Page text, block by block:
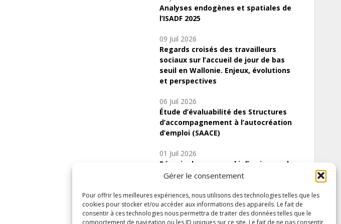
Gérer le consentement
Pour offrir les meilleures expériences, nous utilisons des technologies telles que les
cookies pour stocker et/ou accéder aux informations des appareils. Le fait de
consentir à ces technologies nous permettra de traiter des données telles que le
comportement de navigation ou les ID uniques sur ce site. Le fait de ne pas consentir
Analyses endogènes et spatiales de
l’ISADF 2025
09 Juil 2026
Regards croisés des travailleurs
sociaux sur l’accueil de jour de bas
seuil en Wallonie. Enjeux, évolutions
et perspectives
06 Juil 2026
Étude d’évaluabilité des Structures
d’accompagnement à l’autocréation
d’emploi (SAACE)
01 Juil 2026
Pénurie du personnel infirmier :quels
indicateurs d’offre de soins pour